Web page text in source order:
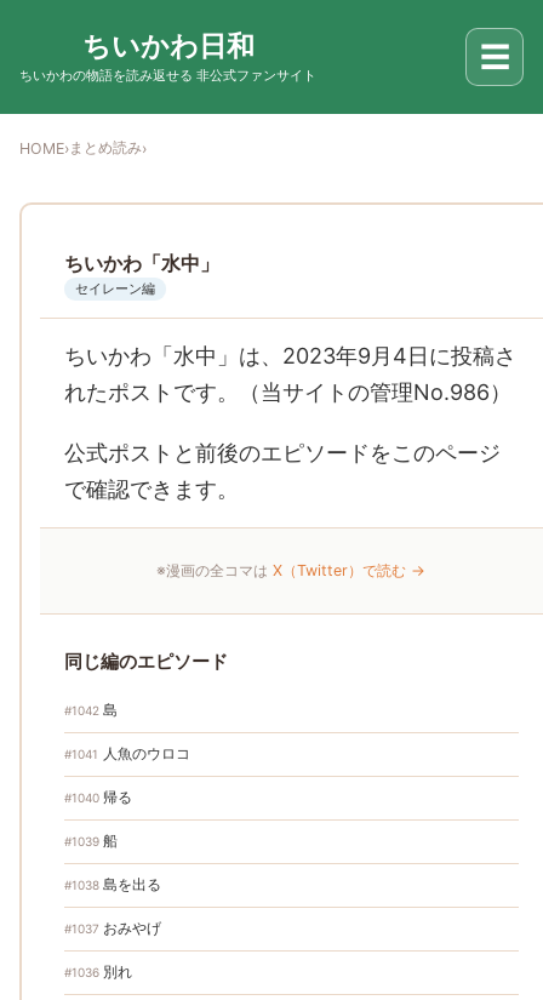
ちいかわ日和
ちいかわの物語を読み返せる 非公式ファンサイト ☰
HOME›まとめ読み›
ちいかわ「水中」
セイレーン編
ちいかわ「水中」は、2023年9月4日に投稿さ
れたポストです。（当サイトの管理No.986）
公式ポストと前後のエピソードをこのページ
で確認できます。
※漫画の全コマはX（Twitter）で読む →
同じ編のエピソード
#1042 島
#1041 人魚のウロコ
#1040 帰る
#1039 船
#1038 島を出る
#1037 おみやげ
#1036 別れ